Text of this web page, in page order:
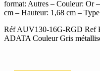
Adata
Flash
Champagne
Golden
format: Autres – Couleur: Or
cm – Hauteur: 1,68 cm –
Réf AUV130-16G-RGD Ref
ADATA Couleur Gris